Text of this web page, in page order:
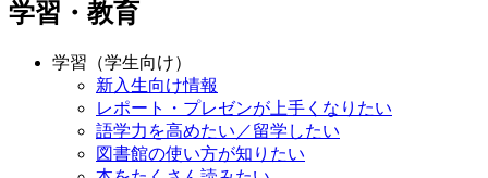
学習・教育
学習（学生向け）
新入生向け情報
レポート・プレゼンが上手くなりたい
語学力を高めたい／留学したい
図書館の使い方が知りたい